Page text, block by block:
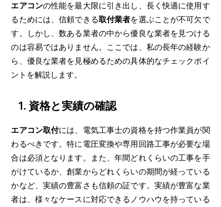
エアコンの性能を最大限に引き出し、長く快適に使用す
るためには、信頼できる取付業者を選ぶことが不可欠で
す。しかし、数ある業者の中から優良な業者を見つける
のは容易ではありません。ここでは、私の長年の経験か
ら、優良な業者を見極めるための具体的なチェックポイ
ントを解説します。
1. 資格と実績の確認
エアコン取付には、電気工事士の資格を持つ作業員が関
わるべきです。特に電圧変換や専用回路工事が必要な場
合は必須となります。また、年間どれくらいの工事を手
がけているか、創業からどれくらいの期間が経っている
かなど、実績の豊富さも信頼の証です。実績が豊富な業
者は、様々なケースに対応できるノウハウを持っている